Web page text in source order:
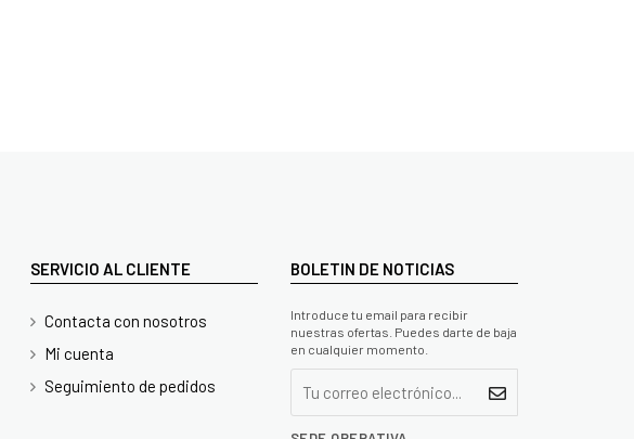
SERVICIO AL CLIENTE
Contacta con nosotros
Mi cuenta
Seguimiento de pedidos
BOLETIN DE NOTICIAS
Introduce tu email para recibir
nuestras ofertas. Puedes darte de baja
en cualquier momento.